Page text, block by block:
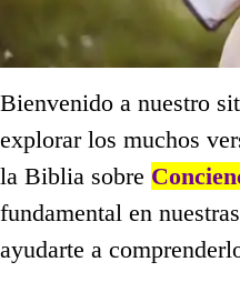
Bienvenido a nuestro
explorar los muchos
la Biblia sobre
fundamental en
ayudarte a